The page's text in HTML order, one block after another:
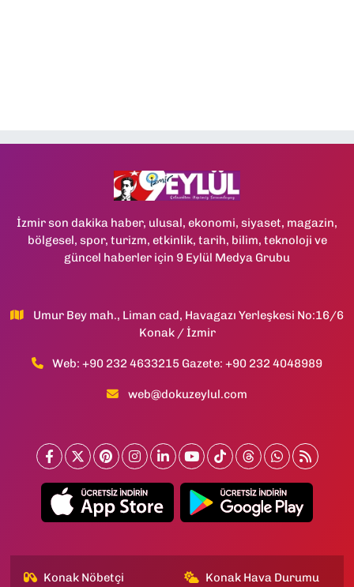
İzmir son dakika haber, ulusal, ekonomi, siyaset, magazin,
bölgesel, spor, turizm, etkinlik, tarih, bilim, teknoloji ve
güncel haberler için 9 Eylül Medya Grubu
Umur Bey mah., Liman cad, Havagazı Yerleşkesi No:16/6
Konak / İzmir
Web: +90 232 4633215 Gazete: +90 232 4048989
web@dokuzeylul.com
Konak Nöbetçi
Konak Hava Durumu